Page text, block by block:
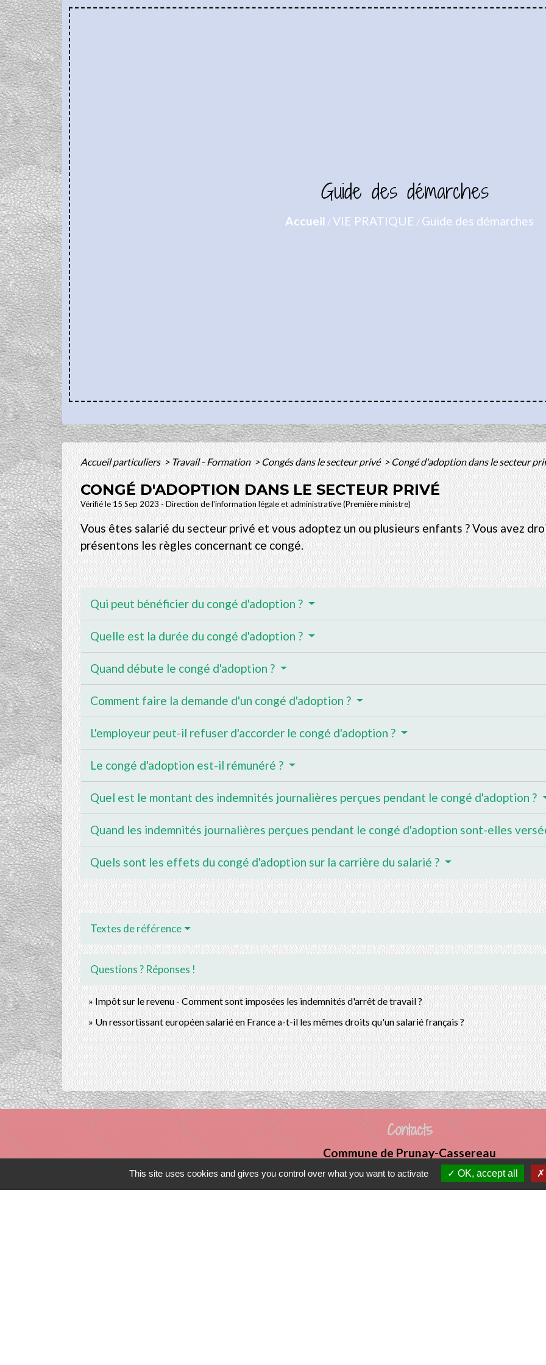
Guide des démarches
Accueil /VIE PRATIQUE / Guide des démarches
Accueil particuliers> Travail - Formation>Congés dans le secteur privé>Congé d'adoption dans le secteur
CONGÉ D'ADOPTION DANS LE SECTEUR PRIVÉ
Vérifié le 15 Sep 2023 - Direction de l'information légale et administrative (Première ministre)
Vous êtes salarié du secteur privé et vous adoptez un ou plusieurs enfants ? Vous avez
présentons les règles concernant ce congé.
Qui peut bénéficier du congé d'adoption ?
Quelle est la durée du congé d'adoption ?
Quand débute le congé d'adoption ?
Comment faire la demande d'un congé d'adoption ?
L'employeur peut-il refuser d'accorder le congé d'adoption ?
Le congé d'adoption est-il rémunéré ?
Quel est le montant des indemnités journalières perçues pendant le congé d'adoption ?
Quand les indemnités journalières perçues pendant le congé d'adoption sont-elles
Quels sont les effets du congé d'adoption sur la carrière du salarié ?
Textes de référence
Questions ? Réponses !
Impôt sur le revenu - Comment sont imposées les indemnités d'arrêt de travail ?
Un ressortissant européen salarié en France a-t-il les mêmes droits qu'un salarié français ?
Contacts
Commune de Prunay-Cassereau
11, rue de l'Hôtel de Ville
41310 Prunay-Cassereau - FRANCE
This site uses cookies and gives you control over what you want to activate OK, accept all